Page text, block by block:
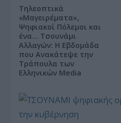
Τηλεοπτικά
«Μαγειρέματα»,
Ψηφιακοί Πόλεμοι και
ένα… Τσουνάμι
Αλλαγών: Η Εβδομάδα
που Ανακάτεψε την
Τράπουλα των
Ελληνικών Media